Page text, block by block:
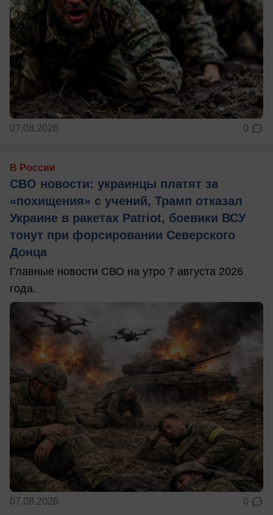
07.08.2026 0
В России
СВО новости: украинцы платят за
«похищения» с учений, Трамп отказал
Украине в ракетах Patriot, боевики ВСУ
тонут при форсировании Северского
Донца
Главные новости СВО на утро 7 августа 2026
года.
07.08.2026 0